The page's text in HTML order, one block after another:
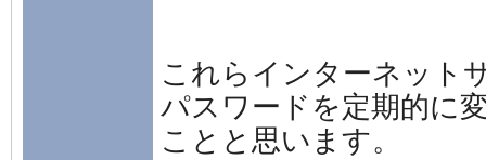
これらインターネット
パスワードを定期的に
ことと思います。